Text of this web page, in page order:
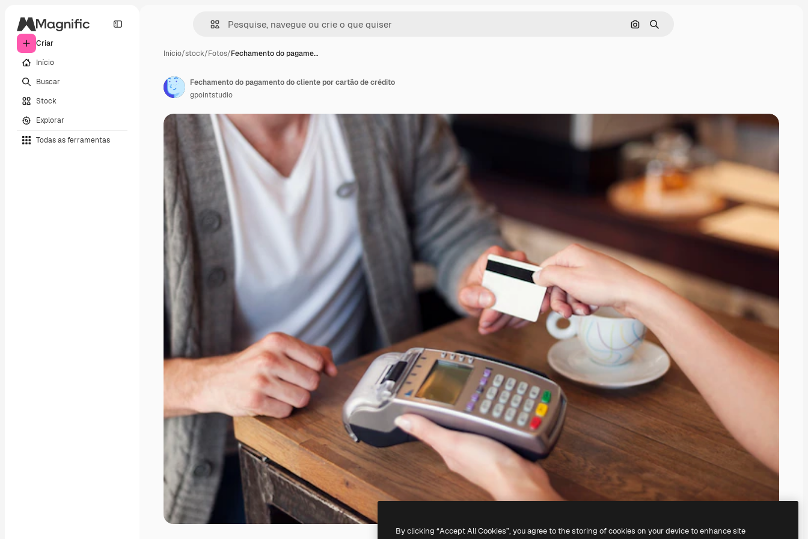
Criar
Início
Buscar
Stock
Explorar
Todas as ferramentas
Pesquisar por imagem
Buscar
Início/stock/Fotos/Fechamento do pagame…
Fechamento do pagamento do cliente por cartão de crédito
gpointstudio
By clicking “Accept All Cookies”, you agree to the storing of cookies on your device to enhance site